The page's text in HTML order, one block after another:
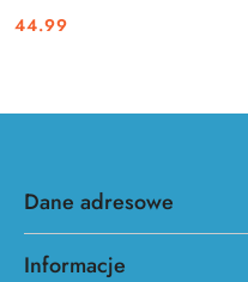
Cena:
44.99
Dane adresowe
Informacje